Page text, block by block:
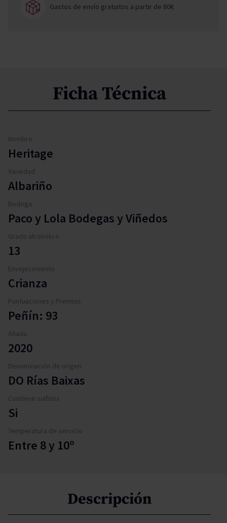
Gastos de envío gratuitos a partir de 80€
Ficha Técnica
Nombre
Heritage
Variedad
Albariño
Bodega
Paco y Lola Bodegas y Viñedos
Grado alcohólico
13
Envejecimiento
Crianza
Puntuaciones y Premios
Peñín: 93
Añada
2020
Denominación de origen
DO Rías Baixas
Contiene sulfitos
Si
Temperatura de servicio
Entre 8 y 10º
Descripción